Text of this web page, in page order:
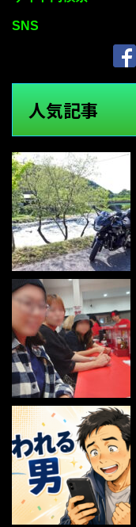
SNS
人気記事